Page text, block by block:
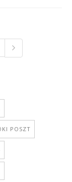
POSZT